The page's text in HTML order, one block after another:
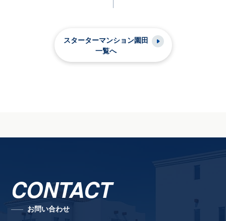
スターターマンション園田
一覧へ
CONTACT
お問い合わせ